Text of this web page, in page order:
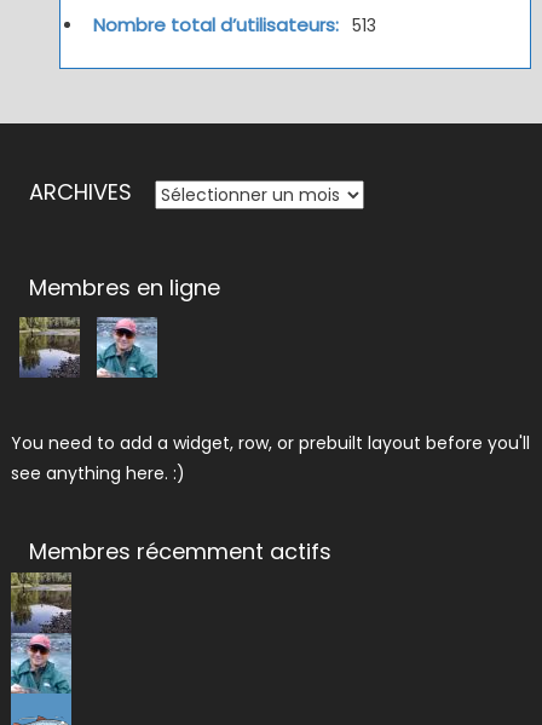
Nombre total d’utilisateurs: 513
ARCHIVES ARCHIVES
Membres en ligne
You need to add a widget, row, or prebuilt layout before you'll
see anything here. :)
Membres récemment actifs